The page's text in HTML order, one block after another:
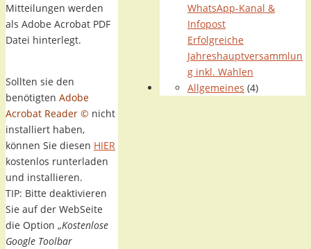
Mitteilungen werden
als Adobe Acrobat PDF
Datei hinterlegt.
Sollten sie den
benötigten Adobe
Acrobat Reader © nicht
installiert haben,
können Sie diesen HIER
kostenlos runterladen
und installieren.
TIP: Bitte deaktivieren
Sie auf der WebSeite
die Option „Kostenlose
Google Toolbar
WhatsApp-Kanal &
Infopost
Erfolgreiche
Jahreshauptversammlun
g inkl. Wahlen
Allgemeines (4)